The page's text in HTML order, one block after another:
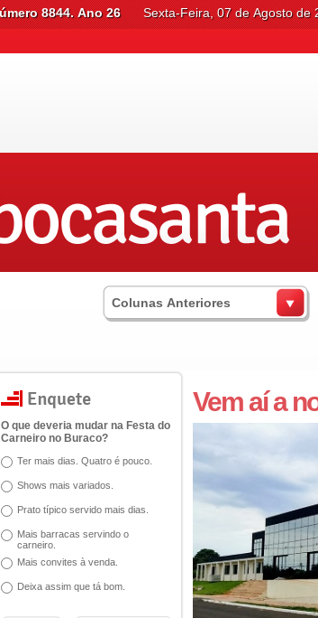
Número 8844. Ano 26 Sexta-Feira, 07 de Agosto de
Colunas Anteriores
O que deveria mudar na Festa do
Carneiro no Buraco?
Ter mais dias. Quatro é pouco.
Shows mais variados.
Prato típico servido mais dias.
Mais barracas servindo o
carneiro.
Mais convites à venda.
Deixa assim que tá bom.
Vem aí a